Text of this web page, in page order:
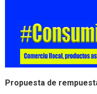
Propuesta de